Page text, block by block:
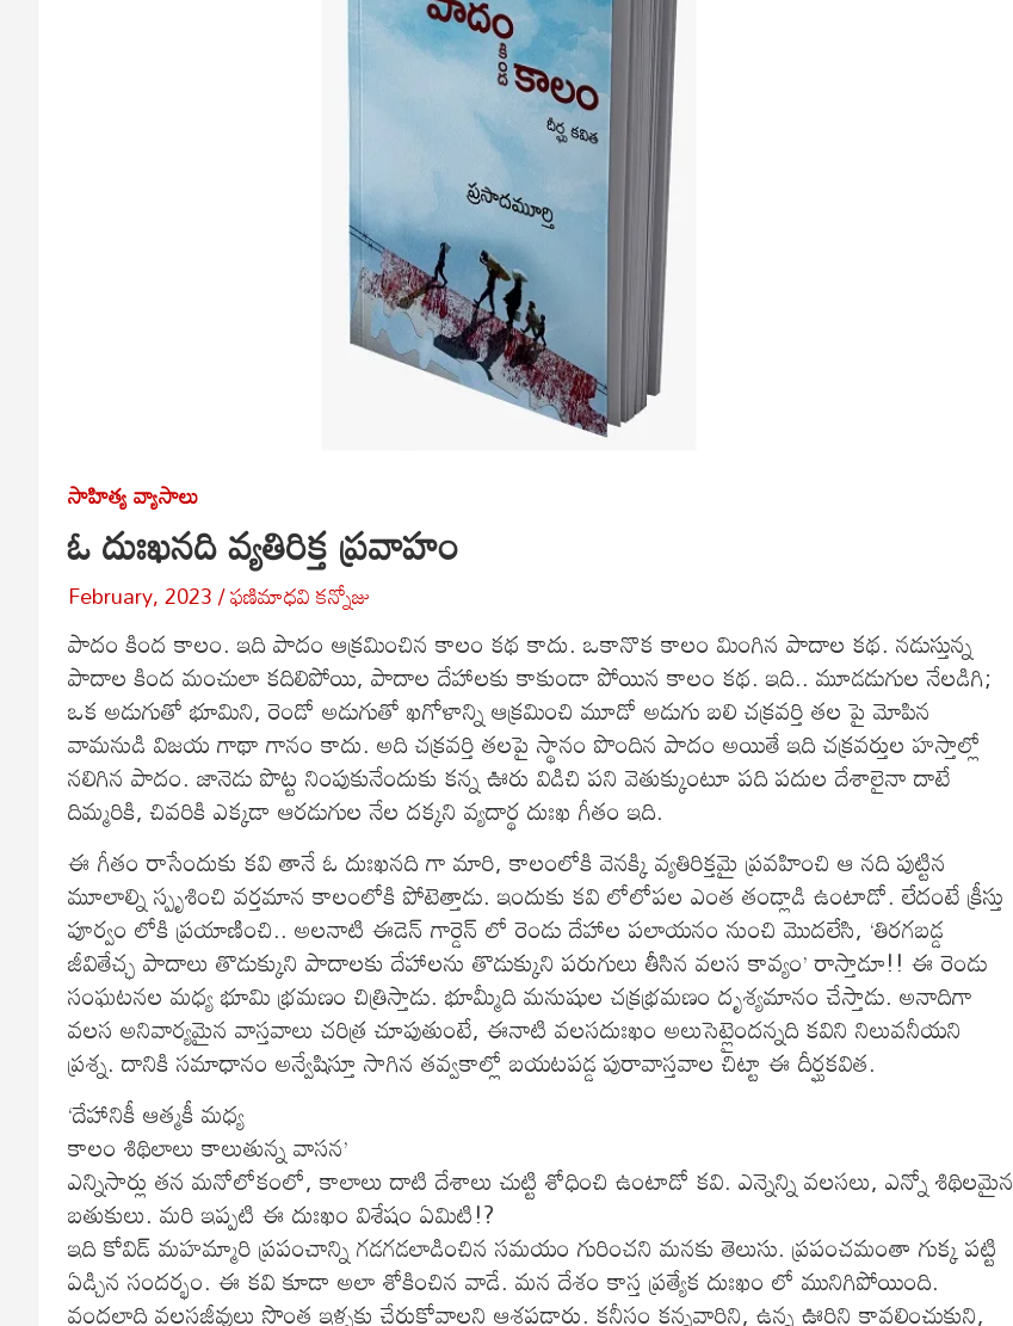
సాహిత్య వ్యాసాలు
ఓ దుఃఖనది వ్యతిరిక్త ప్రవాహం
February, 2023 ఫణిమాధవి కన్నోజు
పాదం కింద కాలం. ఇది పాదం ఆక్రమించిన కాలం కథ కాదు. ఒకానొక కాలం మింగిన పాదాల కథ. నడుస్తున్న
పాదాల కింద మంచులా కదిలిపోయి, పాదాల దేహాలకు కాకుండా పోయిన కాలం కథ. ఇది.. మూడడుగుల నేలడిగి;
ఒక అడుగుతో భూమిని, రెండో అడుగుతో ఖగోళాన్ని ఆక్రమించి మూడో అడుగు బలి చక్రవర్తి తల పై మోపిన
వామనుడి విజయ గాథా గానం కాదు. అది చక్రవర్తి తలపై స్థానం పొందిన పాదం అయితే ఇది చక్రవర్తుల హస్తాల్లో
నలిగిన పాదం. జానెడు పొట్ట నింపుకునేందుకు కన్న ఊరు విడిచి పని వెతుక్కుంటూ పది పదుల దేశాలైనా‌ దాటే
దిమ్మరికి, చివరికి ఎక్కడా ఆరడుగుల నేల దక్కని వ్యదార్థ దుఃఖ గీతం ఇది.
ఈ గీతం రాసేందుకు కవి తానే ఓ దుఃఖనది గా మారి, కాలంలోకి వెనక్కి వ్యతిరిక్తమై ప్రవహించి ఆ నది పుట్టిన
మూలాల్ని స్పృశించి వర్తమాన కాలంలోకి పోటెత్తాడు. ఇందుకు కవి లోలోపల ఎంత తండ్లాడి ఉంటాడో. లేదంటే క్రీస్తు
పూర్వం లోకి ప్రయాణించి.. అలనాటి ఈడెన్ గార్డెన్ లో రెండు దేహాల పలాయనం నుంచి మొదలేసి, ‘తిరగబడ్డ
జీవితేచ్ఛ పాదాలు తొడుక్కుని పాదాలకు దేహాలను తొడుక్కుని పరుగులు తీసిన వలస కావ్యం’ రాస్తాడూ!! ఈ రెండు
సంఘటనల మధ్య భూమి భ్రమణం చిత్రిస్తాడు. భూమ్మీది మనుషుల చక్రభ్రమణం దృశ్యమానం చేస్తాడు. అనాదిగా
వలస అనివార్యమైన వాస్తవాలు చరిత్ర చూపుతుంటే, ఈనాటి వలసదుఃఖం అలుసెట్లైందన్నది కవిని నిలువనీయని
ప్రశ్న. దానికి సమాధానం అన్వేషిస్తూ సాగిన తవ్వకాల్లో బయటపడ్డ పురావాస్తవాల చిట్టా ఈ దీర్ఘకవిత.
‘దేహానికీ ఆత్మకీ మధ్య
కాలం శిథిలాలు కాలుతున్న వాసన’
ఎన్నిసార్లు తన మనోలోకంలో, కాలాలు దాటి దేశాలు చుట్టి శోధించి ఉంటాడో కవి. ఎన్నెన్ని వలసలు, ఎన్నో శిథిలమైన
బతుకులు. మరి ఇప్పటి ఈ దుఃఖం విశేషం ఏమిటి!?
ఇది కోవిడ్ మహమ్మారి ప్రపంచాన్ని గడగడలాడించిన సమయం గురించని మనకు తెలుసు. ప్రపంచమంతా గుక్క పట్టి
ఏడ్చిన సందర్భం‌. ఈ కవి కూడా అలా శోకించిన వాడే. మన దేశం కాస్త ప్రత్యేక దుఃఖం లో మునిగిపోయింది.
వందలాది వలసజీవులు సొంత ఇళ్ళకు చేరుకోవాలని ఆశపడ్డారు. కనీసం కన్నవారిని, ఉన్న ఊరిని కావలించుకుని,